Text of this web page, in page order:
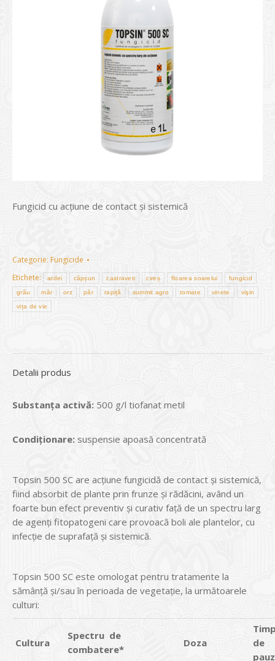
Fungicid cu acțiune de contact și sistemică
Categorie: Fungicide
Etichete:
ardei căpșun castraveti cireș floarea soarelui fungicid
grâu măr orz păr rapiță summit agro tomate vinete vişin
vița de vie
Detalii produs
Substanța activă: 500 g/l tiofanat metil
Condiționare: suspensie apoasă concentrată
Topsin 500 SC are acțiune fungicidă de contact și sistemică,
fiind absorbit de plante prin frunze și rădăcini, având un
foarte bun efect preventiv și curativ față de un spectru larg
de agenți fitopatogeni care provoacă boli ale plantelor, cu
infecție de suprafață și sistemică.
Topsin 500 SC este omologat pentru tratamente la
sămânță și/sau în perioada de vegetație, la următoarele
culturi:
Cultura
Spectru de
combatere*
Doza
de